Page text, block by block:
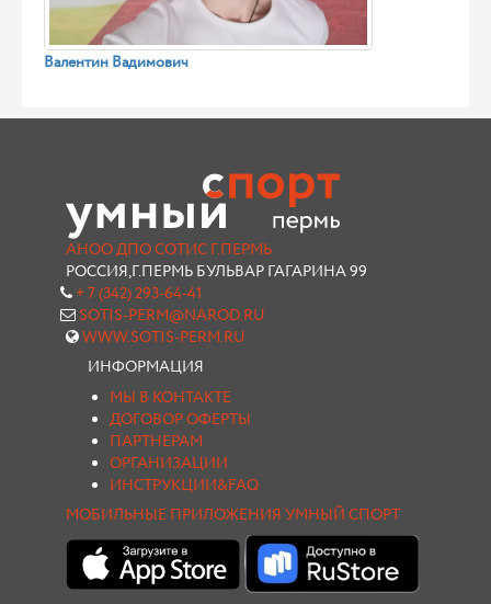
Валентин Вадимович
АНОО ДПО СОТИС Г.ПЕРМЬ
РОССИЯ,Г.ПЕРМЬ БУЛЬВАР ГАГАРИНА 99
+ 7 (342) 293-64-41
SOTIS-PERM@NAROD.RU
WWW.SOTIS-PERM.RU
ИНФОРМАЦИЯ
МЫ В КОНТАКТЕ
ДОГОВОР ОФЕРТЫ
ПАРТНЕРАМ
ОРГАНИЗАЦИИ
ИНСТРУКЦИИ&FAQ
МОБИЛЬНЫЕ ПРИЛОЖЕНИЯ УМНЫЙ СПОРТ